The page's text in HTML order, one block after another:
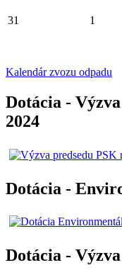
31 1
Kalendár zvozu odpadu
Dotácia -
2024
Dotácia -
Dotácia -